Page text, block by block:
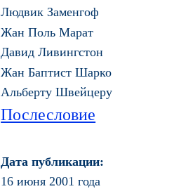
Людвик Заменгоф
Жан Поль Марат
Давид Ливингстон
Жан Баптист Шарко
Альберту Швейцеру
Послесловие
Дата публикации:
16 июня 2001 года